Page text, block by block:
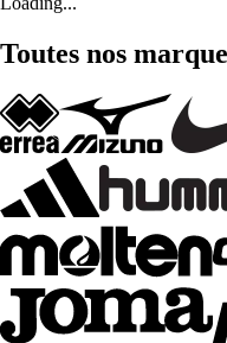
Toutes nos